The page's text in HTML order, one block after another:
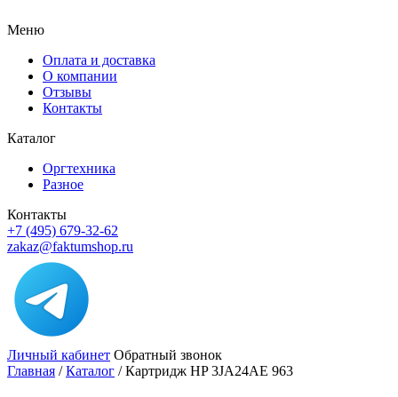
Меню
Оплата и доставка
О компании
Отзывы
Контакты
Каталог
Оргтехника
Разное
Контакты
+7 (495) 679-32-62
zakaz@faktumshop.ru
Личный кабинет Обратный звонок
Главная /Каталог /Картридж HP 3JA24AE 963